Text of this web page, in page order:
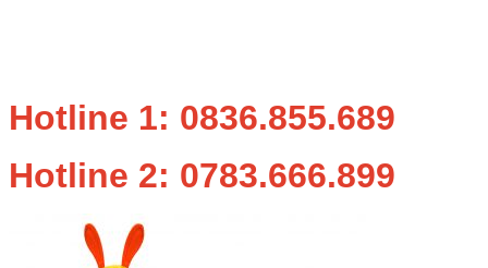
Hotline 1: 0836.855.689
Hotline 2: 0783.666.899